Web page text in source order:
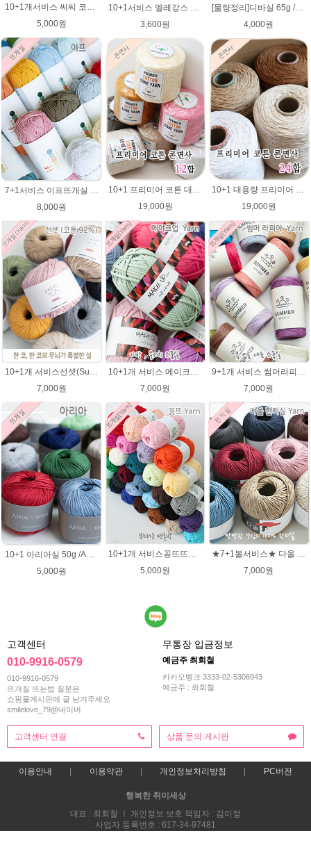
5,000원
3,600원
[물량정리]디바실 65g /DIVA 디바뜨개실/가방뜨개실/모자실/펠프실/모자뜨기/여름실/나뭇잎가방뜨개실/가방실/디바뜨개실
4,000원
8,000원
10+1 프리미어 코튼 대용량 콘사 12합 순면100% 1100g/카드면 순면사 색사/콘면사/공작표 동방 콘면사/핸들커버뜨기/방석뜨기/차량 커버 시트
19,000원
10+1 대용량 프리미어 코튼 대용량 콘사 24합 순면100% 1100g/카드면 순면사 색사/콘면사/공작표 동방 콘면사/핸들커버뜨기/방석뜨기/차량 커버 시트
19,000원
10+1개 서비스선셋(Sunset) 코튼실 Cotton 92% 가방 소품 뜨개실 코바늘실 사계절 모자뜨개실
7,000원
10+1개 서비스 메이크업 100g / 가방실 클러치 파우치 가방뜨기 소품실
7,000원
9+1개 서비스 썸머라피아 50g , 라탄 라피아 모자 가방뜨개실
7,000원
10+1 아리아실 50g /ARIA 가죽느낌실 아리아 뜨개실/가방뜨개실/모자실/여름실
5,000원
10+1개 서비스꽁뜨뜨개실 면혼방실 꽁트 털실 봄 여름 뜨개질 아기실 꽁뜨실 인형실 블랭킷실
5,000원
★7+1볼서비스★ 다올 한지실/100% 여름뜨개실/가방실/종이실/매트 바구니 코바늘뜨기
7,000원
고객센터
010-9916-0579
010-9916-0579
뜨개질 뜨는법 질문은
쇼핑몰게시판에 글 남겨주세요
smilelove_79@네이버
무통장 입금정보
예금주 최회철
카카오뱅크 3333-02-5306943
예금주 : 최회철
고객센터 연결 상품 문의 게시판
이용안내 이용약관 개인정보처리방침 PC버전
행복한 취미세상
대표 : 최회철 ㅣ 개인정보 보호 책임자 : 김미정
사업자 등록번호 : 617-34-97481